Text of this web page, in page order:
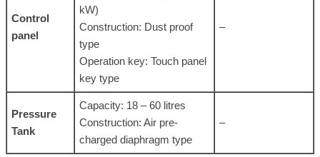
Control
panel
kW)
Construction: Dust proof
type
Operation key: Touch panel
key type
–
Pressure
Tank
Capacity: 18 – 60 litres
Construction: Air pre-
charged diaphragm type
–